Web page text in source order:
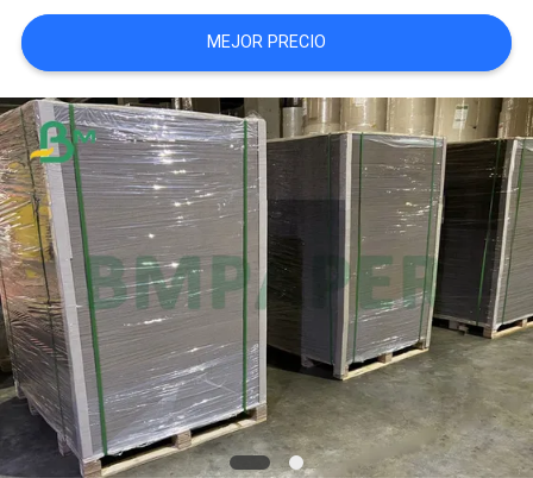
CASOS
DE
TRABAJO
MAPA
DEL
SITIO
POLÍTICA
DE
PRIVACIDAD
MEJOR PRECIO